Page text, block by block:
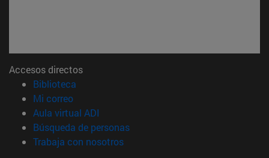
Accesos directos
Biblioteca
Mi correo(abre en nueva ventana)
Aula virtual ADI
Búsqueda de personas(abre en nueva ventana)
Trabaja con nosotros(abre en nueva ventana)